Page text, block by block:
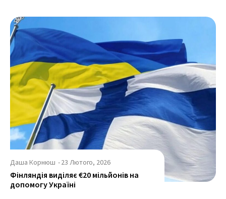
Даша Корнюш -23 Лютого, 2026
Фінляндія виділяє €20 мільйонів на
допомогу Україні